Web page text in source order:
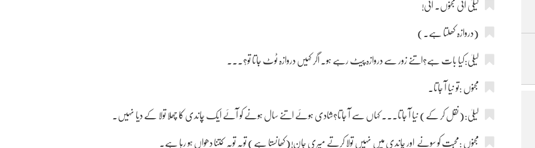
لیلیٰ آئی مجنوں۔ آئی!
(دروازہ کھلتا ہے۔)
لیلیٰ:کیا بات ہے؟اتنے زور سے دروازہ پیٹ رہے ہو۔ اگر کہیں دروازہ ٹوٹ جاتا تو؟۔۔۔
مجنوں :تو نیا آ جاتا۔
لیلیٰ:(نقل کر کے) نیا آ جاتا۔۔۔ کہاں سے آ جاتا؟شادی ہوئے اتنے سال ہونے کو آئے ایک چاندی کا چھلا تولا کے دیا نہیں۔
مجنوں :محبت کو سونے اور چاندی میں نہیں تولا کرتے میری جان!(کھانستا ہے) توبہ توبہ کتنا دھواں ہو رہا ہے۔